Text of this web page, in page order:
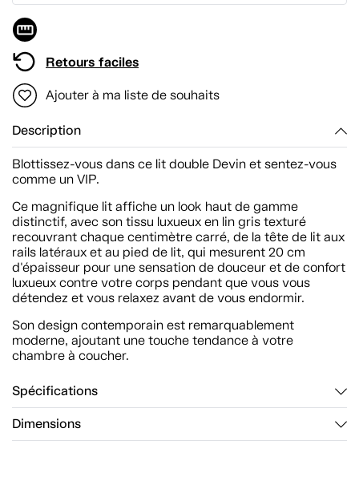
Retours faciles
Ajouter à ma liste de souhaits
Description
Blottissez-vous dans ce lit double Devin et sentez-vous
comme un VIP.
Ce magnifique lit affiche un look haut de gamme
distinctif, avec son tissu luxueux en lin gris texturé
recouvrant chaque centimètre carré, de la tête de lit aux
rails latéraux et au pied de lit, qui mesurent 20 cm
d'épaisseur pour une sensation de douceur et de confort
luxueux contre votre corps pendant que vous vous
détendez et vous relaxez avant de vous endormir.
Son design contemporain est remarquablement
moderne, ajoutant une touche tendance à votre
chambre à coucher.
Spécifications
Dimensions